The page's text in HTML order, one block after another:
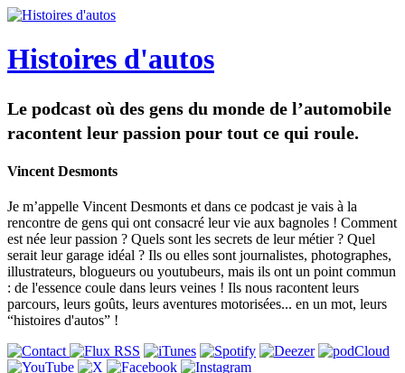
Histoires d'autos
Le podcast où des gens du monde de l’automobile
racontent leur passion pour tout ce qui roule.
Vincent Desmonts
Je m’appelle Vincent Desmonts et dans ce podcast je vais à la
rencontre de gens qui ont consacré leur vie aux bagnoles ! Comment
est née leur passion ? Quels sont les secrets de leur métier ? Quel
serait leur garage idéal ? Ils ou elles sont journalistes, photographes,
illustrateurs, blogueurs ou youtubeurs, mais ils ont un point commun
: de l'essence coule dans leurs veines ! Ils nous racontent leurs
parcours, leurs goûts, leurs aventures motorisées... en un mot, leurs
“histoires d'autos” !